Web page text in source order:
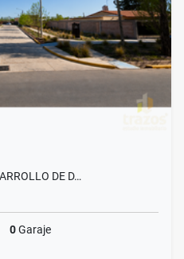
DE D…
0Garaje